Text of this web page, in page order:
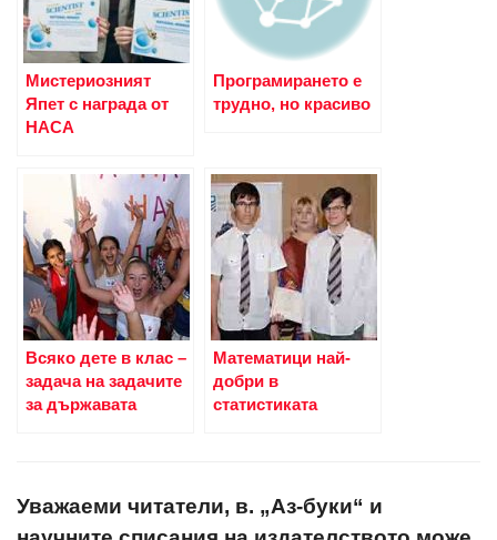
Мистериозният
Япет с награда от
НАСА
Програмирането е
трудно, но красиво
Всяко дете в клас –
задача на задачите
за държавата
Математици най-
добри в
статистиката
Уважаеми читатели, в. „Аз-буки“ и